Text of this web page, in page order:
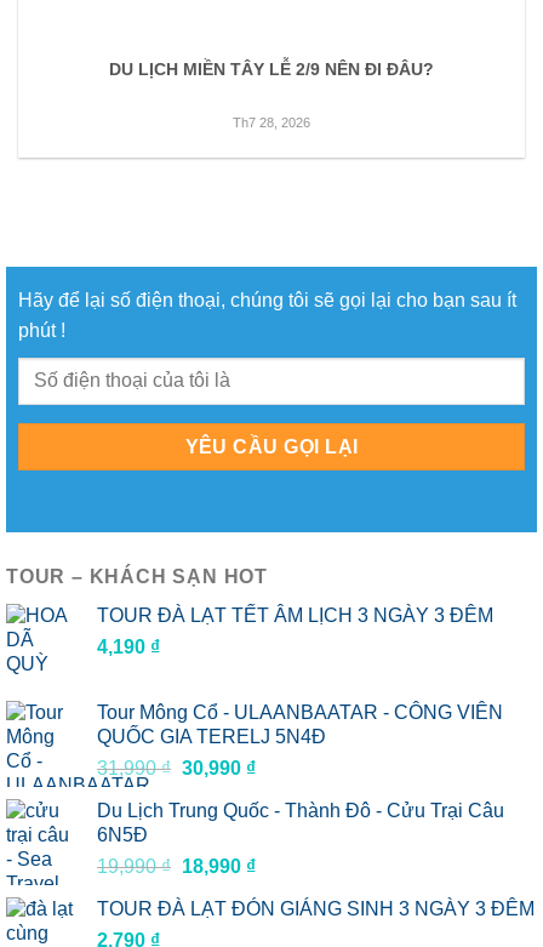
DU LỊCH MIỀN TÂY LỄ 2/9 NÊN ĐI ĐÂU?
Th7 28, 2026
Hãy để lại số điện thoại, chúng tôi sẽ gọi lại cho bạn sau ít
phút !
TOUR – KHÁCH SẠN HOT
TOUR ĐÀ LẠT TẾT ÂM LỊCH 3 NGÀY 3 ĐÊM
4,190 ₫
Tour Mông Cổ - ULAANBAATAR - CÔNG VIÊN
QUỐC GIA TERELJ 5N4Đ
31,990₫ Giá
là:
30,990 ₫Giá
tại
30,990 ₫.
Du Lịch Trung Quốc - Thành Đô - Cửu Trại Câu
6N5Đ
19,990₫ Giá
là:
18,990 ₫Giá
tại
TOUR ĐÀ LẠT ĐÓN GIÁNG SINH 3 NGÀY 3 ĐÊM
2,790 ₫